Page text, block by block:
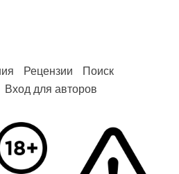
Рецензии
Поиск
Вход для авторов